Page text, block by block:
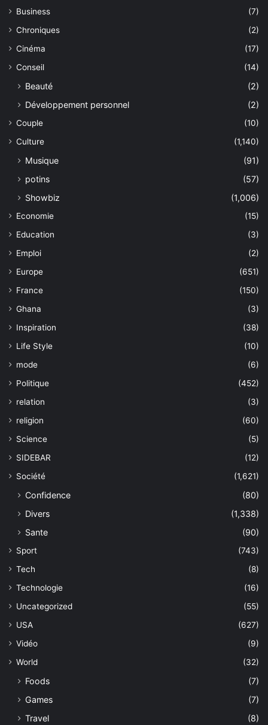
Business
(7)
Chroniques
(2)
Cinéma
(17)
Conseil
(14)
Beauté
(2)
Développement personnel
(2)
Couple
(10)
Culture
(1,140)
Musique
(91)
potins
(57)
Showbiz
(1,006)
Economie
(15)
Education
(3)
Emploi
(2)
Europe
(651)
France
(150)
Ghana
(3)
Inspiration
(38)
Life Style
(10)
mode
(6)
Politique
(452)
relation
(3)
religion
(60)
Science
(5)
SIDEBAR
(12)
Société
(1,621)
Confidence
(80)
Divers
(1,338)
Sante
(90)
Sport
(743)
Tech
(8)
Technologie
(16)
Uncategorized
(55)
USA
(627)
Vidéo
(9)
World
(32)
Foods
(7)
Games
(7)
Travel
(8)